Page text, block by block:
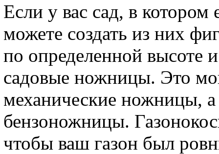
Если у вас сад, в котором
можете создать из них
по определенной высоте
садовые ножницы. Это
механические ножницы,
бензоножницы.
чтобы ваш газон был